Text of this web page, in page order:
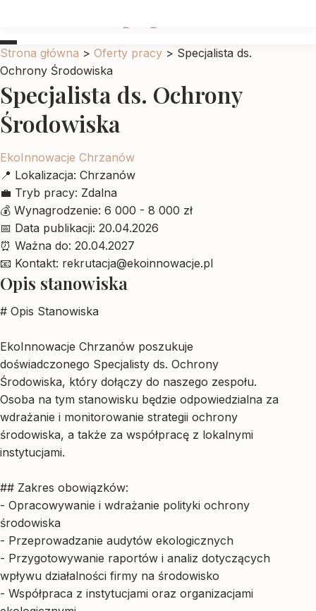
Strona główna > Oferty pracy > Specjalista ds.
Ochrony Środowiska
Specjalista ds. Ochrony
Środowiska
EkoInnowacje Chrzanów
📍 Lokalizacja: Chrzanów
💼 Tryb pracy: Zdalna
💰 Wynagrodzenie: 6 000 - 8 000 zł
📅 Data publikacji: 20.04.2026
⏰ Ważna do: 20.04.2027
📧 Kontakt: rekrutacja@ekoinnowacje.pl
Opis stanowiska
# Opis Stanowiska
EkoInnowacje Chrzanów poszukuje
doświadczonego Specjalisty ds. Ochrony
Środowiska, który dołączy do naszego zespołu.
Osoba na tym stanowisku będzie odpowiedzialna za
wdrażanie i monitorowanie strategii ochrony
środowiska, a także za współpracę z lokalnymi
instytucjami.
## Zakres obowiązków:
- Opracowywanie i wdrażanie polityki ochrony
środowiska
- Przeprowadzanie audytów ekologicznych
- Przygotowywanie raportów i analiz dotyczących
wpływu działalności firmy na środowisko
- Współpraca z instytucjami oraz organizacjami